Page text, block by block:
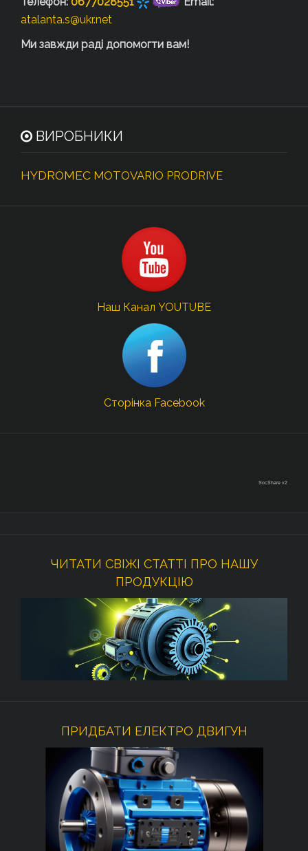
atalanta.s@ukr.net
Ми завжди раді допомогти вам!
ВИРОБНИКИ
HYDROMEC MOTOVARIO PRODRIVE
Наш Канал YOUTUBE
Сторінка Facebook
SocShare v2
ЧИТАТИ СВІЖІ СТАТТІ ПРО НАШУ
ПРОДУКЦІЮ
ПРИДБАТИ ЕЛЕКТРО ДВИГУН